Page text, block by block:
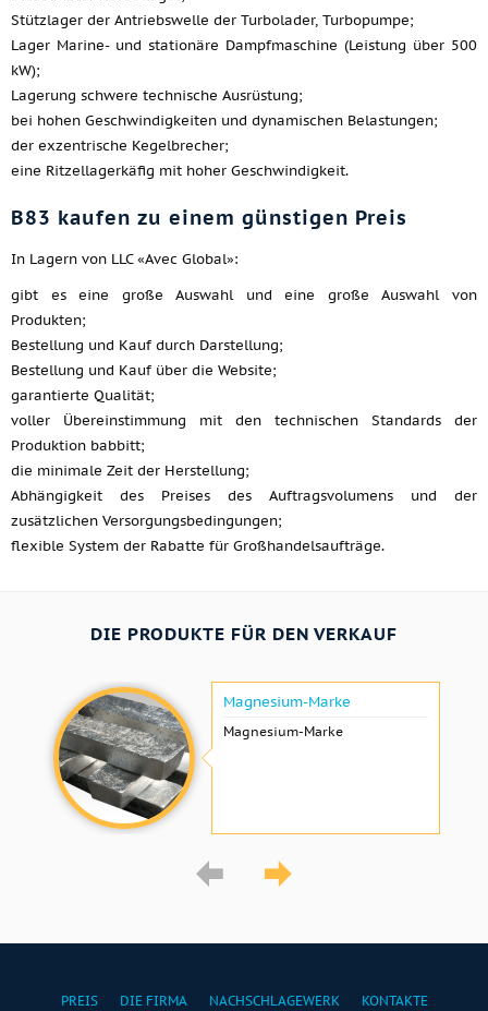
Stützlager der Antriebswelle der Turbolader, Turbopumpe;
Lager Marine- und stationäre Dampfmaschine (Leistung über 500
kW);
Lagerung schwere technische Ausrüstung;
bei hohen Geschwindigkeiten und dynamischen Belastungen;
der exzentrische Kegelbrecher;
eine Ritzellagerkäfig mit hoher Geschwindigkeit.
B83 kaufen zu einem günstigen Preis
In Lagern von LLC «Avec Global»:
gibt es eine große Auswahl und eine große Auswahl von
Produkten;
Bestellung und Kauf durch Darstellung;
Bestellung und Kauf über die Website;
garantierte Qualität;
voller Übereinstimmung mit den technischen Standards der
Produktion babbitt;
die minimale Zeit der Herstellung;
Abhängigkeit des Preises des Auftragsvolumens und der
zusätzlichen Versorgungsbedingungen;
flexible System der Rabatte für Großhandelsaufträge.
DIE PRODUKTE FÜR DEN VERKAUF
Magnesium-Marke
Magnesium-Marke
PREIS DIE FIRMA NACHSCHLAGEWERK KONTAKTE